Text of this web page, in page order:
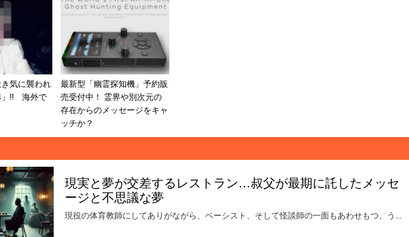
気に襲われ
」!! 海外で
最新型「幽霊探知機」予約販
売受付中！ 霊界や別次元の
存在からのメッセージをキャ
ッチか？
現実と夢が交差するレストラン…叔父が最期に託したメッセ
ージと不思議な夢
現役の体育教師にしてありがながら、ベーシスト、そして怪談師の一面もあわせもつ、う...